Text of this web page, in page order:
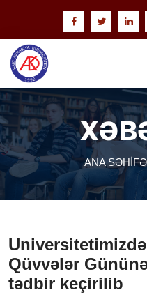
ANA SƏHİFƏ
Qüvvələr
tədbir keçirilib